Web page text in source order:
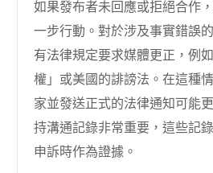
如果發布者未回應或拒絕合作
一步行動。對於涉及事實錯誤
有法律規定要求媒體更正，例
權」或美國的誹謗法。在這種
家並發送正式的法律通知可能
持溝通記錄非常重要，這些記
申訴時作為證據。